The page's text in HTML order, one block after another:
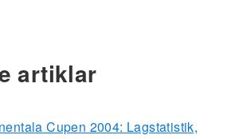
artiklar
Cupen 2004: Lagstatistik,